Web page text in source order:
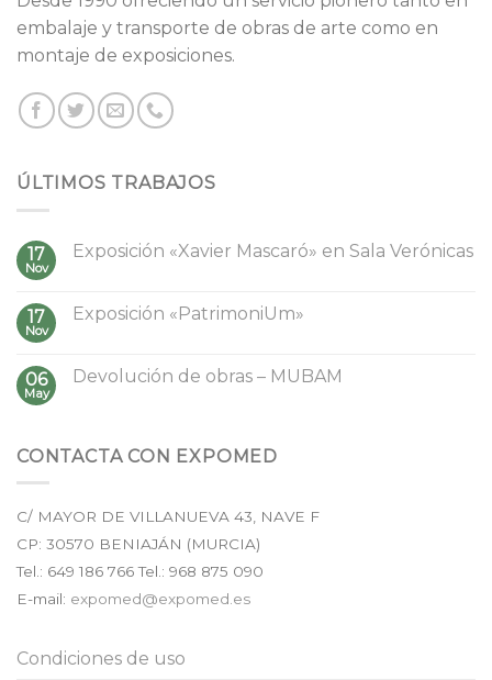
embalaje y transporte de obras de arte como en
montaje de exposiciones.
ÚLTIMOS TRABAJOS
17
Nov
Exposición «Xavier Mascaró» en Sala Verónicas
17
Nov
Exposición «PatrimoniUm»
06
May
Devolución de obras – MUBAM
CONTACTA CON EXPOMED
C/ MAYOR DE VILLANUEVA 43, NAVE F
CP: 30570 BENIAJÁN (MURCIA)
Tel.: 649 186 766Tel.: 968 875 090
E-mail: expomed@expomed.es
Condiciones de uso